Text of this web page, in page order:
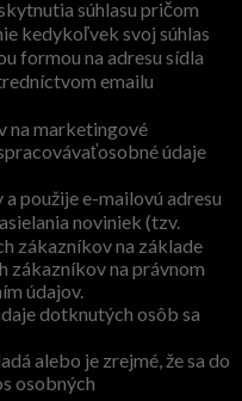
súhlasu pričom
kedykoľvek svoj súhlas
formou na adresu sídla
emailu
na marketingové
údaje
použije e-mailovú adresu
noviniek (tzv.
zákazníkov na základe
zákazníkov na právnom
údajov.
dotknutých osôb sa
alebo je zrejmé, že sa do
osobných